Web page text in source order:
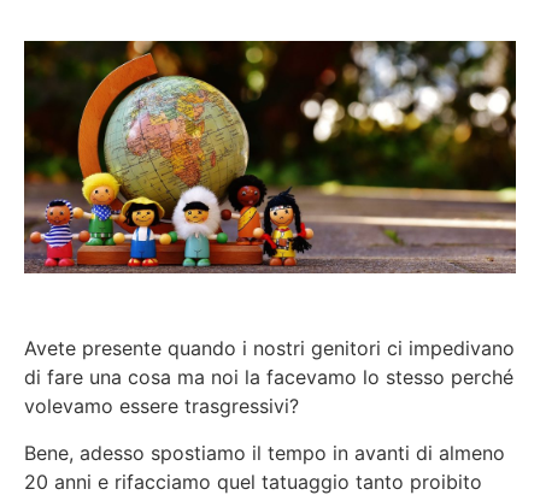
Avete presente quando i nostri genitori ci impedivano
di fare una cosa ma noi la facevamo lo stesso perché
volevamo essere trasgressivi?
Bene, adesso spostiamo il tempo in avanti di almeno
20 anni e rifacciamo quel tatuaggio tanto proibito